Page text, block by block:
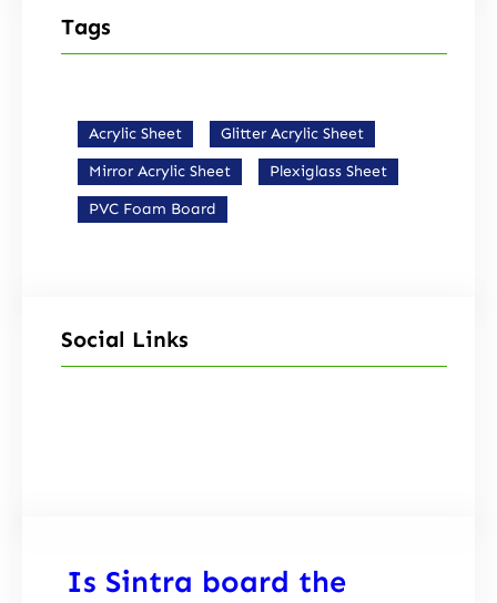
Tags
Acrylic Sheet
Glitter Acrylic Sheet
Mirror Acrylic Sheet
Plexiglass Sheet
PVC Foam Board
Social Links
Is Sintra board the